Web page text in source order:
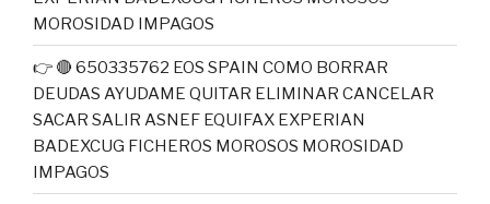
MOROSIDAD IMPAGOS
👉 🔴 650335762 EOS SPAIN COMO BORRAR
DEUDAS AYUDAME QUITAR ELIMINAR CANCELAR
SACAR SALIR ASNEF EQUIFAX EXPERIAN
BADEXCUG FICHEROS MOROSOS MOROSIDAD
IMPAGOS